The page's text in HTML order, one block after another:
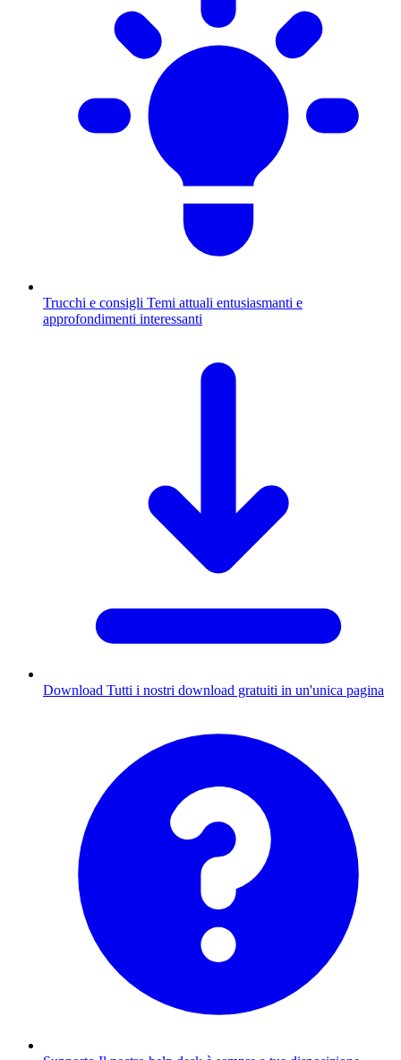
Trucchi e consigli Temi attuali entusiasmanti e
approfondimenti interessanti
Download Tutti i nostri download gratuiti in un'unica pagina